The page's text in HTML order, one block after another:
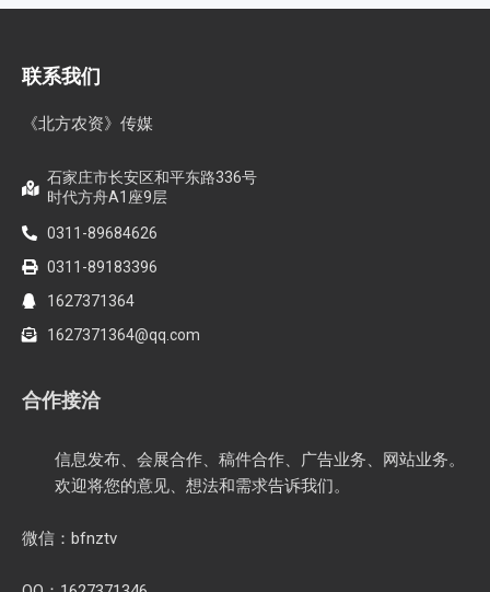
联系我们
《北方农资》传媒
石家庄市长安区和平东路336号
时代方舟A1座9层
0311-89684626
0311-89183396
1627371364
1627371364@qq.com
合作接洽
信息发布、会展合作、稿件合作、广告业务、网站业务。
欢迎将您的意见、想法和需求告诉我们。
微信：bfnztv